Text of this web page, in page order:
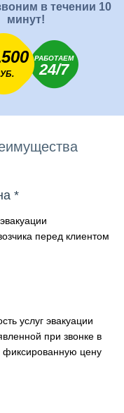
в течении 10
минут!
РАБОТАЕМ
24/7
*
перед клиентом
услуг эвакуации
при звонке в
фиксированную цену